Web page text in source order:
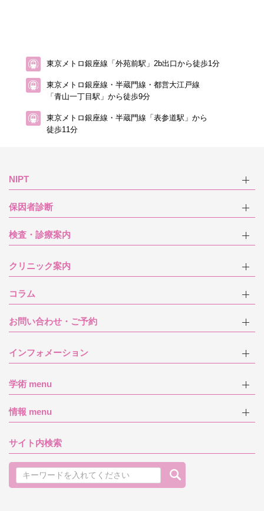
東京メトロ銀座線「外苑前駅」2b出口から徒歩1分
東京メトロ銀座線・半蔵門線・都営大江戸線
「青山一丁目駅」から徒歩9分
東京メトロ銀座線・半蔵門線「表参道駅」から
徒歩11分
NIPT
保因者診断
検査・診療案内
クリニック案内
コラム
お問い合わせ・ご予約
インフォメーション
学術 menu
情報 menu
サイト内検索